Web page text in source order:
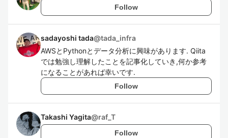
Follow
sadayoshi tada@tada_infra
AWSとPythonとデータ分析に興味があります. Qiita
では勉強し理解したことを記事化していき,何か参考
になることがあれば幸いです.
Follow
Takashi Yagita@raf_T
Follow